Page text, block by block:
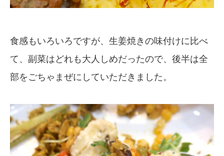
食感もいろいろですが、生姜焼きの味付けに比べ
て、副菜はどれも大人しめだったので、後半は全
部をごちゃまぜにしていただきました。